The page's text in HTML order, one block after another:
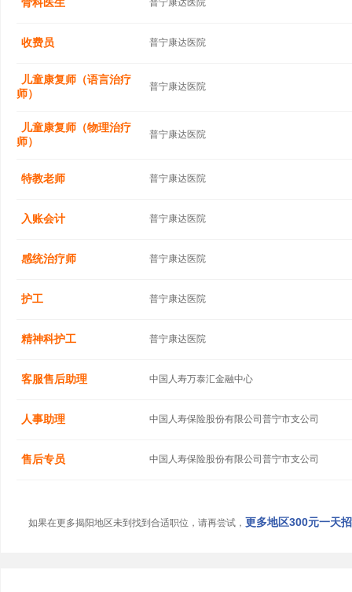
普宁康达医院
收费员 普宁康达医院
儿童康复师（语言治疗
师）
普宁康达医院
儿童康复师（物理治疗
师）
普宁康达医院
特教老师 普宁康达医院
入账会计 普宁康达医院
感统治疗师 普宁康达医院
护工 普宁康达医院
精神科护工 普宁康达医院
客服售后助理 中国人寿万泰汇金融中心
人事助理 中国人寿保险股份有限公司普宁市支公司
售后专员 中国人寿保险股份有限公司普宁市支公司
如果在更多揭阳地区未到找到合适职位，请再尝试， 更多地区300元一天